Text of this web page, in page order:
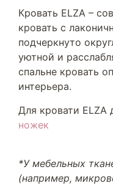
Кровать ELZA –
кровать с
подчеркнуто
уютной и
спальне кровать
интерьера.
Для кровати ELZA
ножек
*У мебельных
(например,